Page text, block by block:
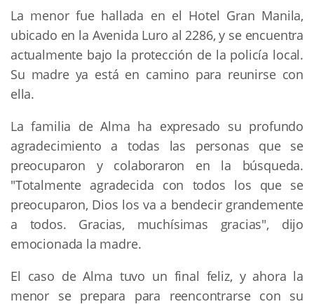
La menor fue hallada en el Hotel Gran Manila,
ubicado en la Avenida Luro al 2286, y se encuentra
actualmente bajo la protección de la policía local.
Su madre ya está en camino para reunirse con
ella.
La familia de Alma ha expresado su profundo
agradecimiento a todas las personas que se
preocuparon y colaboraron en la búsqueda.
"Totalmente agradecida con todos los que se
preocuparon, Dios los va a bendecir grandemente
a todos. Gracias, muchísimas gracias", dijo
emocionada la madre.
El caso de Alma tuvo un final feliz, y ahora la
menor se prepara para reencontrarse con su